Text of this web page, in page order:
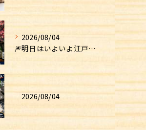
2026/08/04
🎆明日はいよいよ江戸川花火大会！🎆
2026/08/04